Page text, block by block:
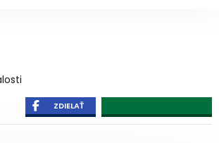
ZDIELAŤ